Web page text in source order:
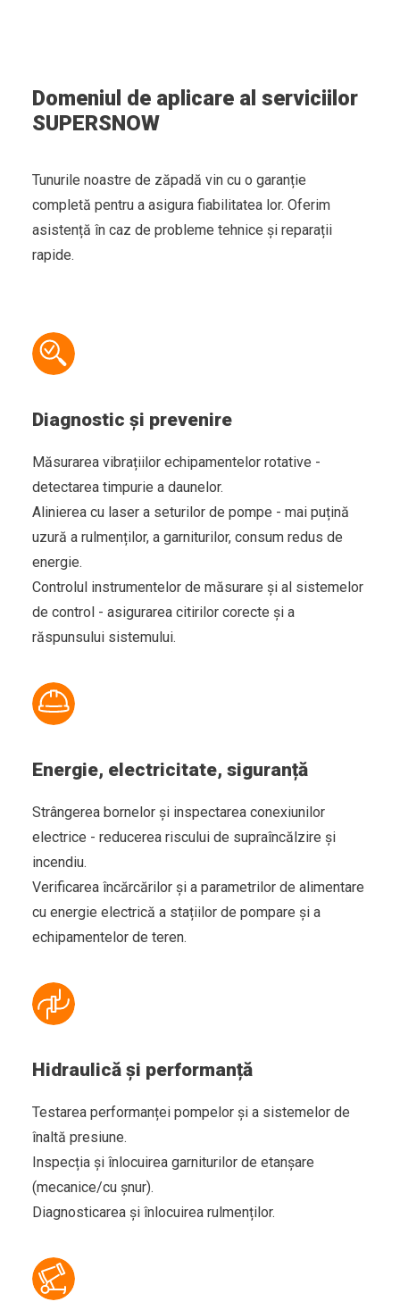
Domeniul de aplicare al serviciilor
SUPERSNOW
Tunurile noastre de zăpadă vin cu o garanție
completă pentru a asigura fiabilitatea lor. Oferim
asistență în caz de probleme tehnice și reparații
rapide.
Diagnostic și prevenire
Măsurarea vibrațiilor echipamentelor rotative -
detectarea timpurie a daunelor.
Alinierea cu laser a seturilor de pompe - mai puțină
uzură a rulmenților, a garniturilor, consum redus de
energie.
Controlul instrumentelor de măsurare și al sistemelor
de control - asigurarea citirilor corecte și a
răspunsului sistemului.
Energie, electricitate, siguranță
Strângerea bornelor și inspectarea conexiunilor
electrice - reducerea riscului de supraîncălzire și
incendiu.
Verificarea încărcărilor și a parametrilor de alimentare
cu energie electrică a stațiilor de pompare și a
echipamentelor de teren.
Hidraulică și performanță
Testarea performanței pompelor și a sistemelor de
înaltă presiune.
Inspecția și înlocuirea garniturilor de etanșare
(mecanice/cu șnur).
Diagnosticarea și înlocuirea rulmenților.